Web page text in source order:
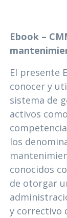
Ebook –
El presente
conocer y
sistema de
activos
los
conocidos
de otorgar
y correctivo